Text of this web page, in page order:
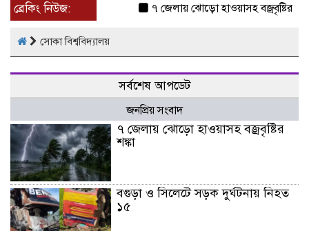
ব্রেকিং নিউজ: ৭ জেলায় ঝোড়ো হাওয়াসহ বজ্রবৃষ্টির শঙ্কা
সোকা বিশ্ববিদ্যালয়
সর্বশেষ আপডেট
জনপ্রিয় সংবাদ
৭ জেলায় ঝোড়ো হাওয়াসহ বজ্রবৃষ্টির
শঙ্কা
বগুড়া ও সিলেটে সড়ক দুর্ঘটনায় নিহত
১৫